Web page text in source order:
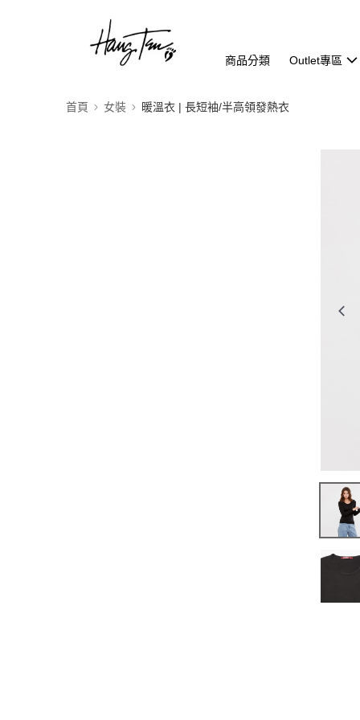
商品分類 Outlet專區
首頁 女裝 暖溫衣 | 長短袖/半高領發熱衣